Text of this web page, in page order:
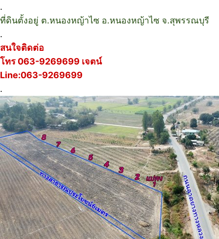
.
ที่ดินตั้งอยู่ ต.หนองหญ้าไซ อ.หนองหญ้าไซ จ.สุพรรณบุรี
.
สนใจติดต่อ
โทร 063-9269699 เจตน์
Line:063-9269699
.